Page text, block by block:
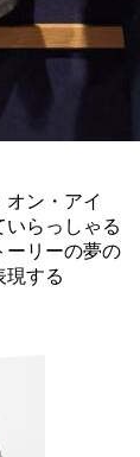
オン・アイ
らっしゃる
ーリーの夢の
現する